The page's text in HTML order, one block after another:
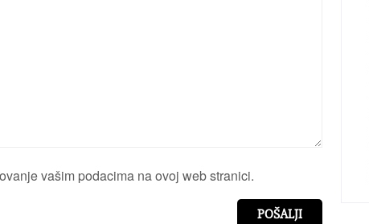
vašim podacima na ovoj web stranici.